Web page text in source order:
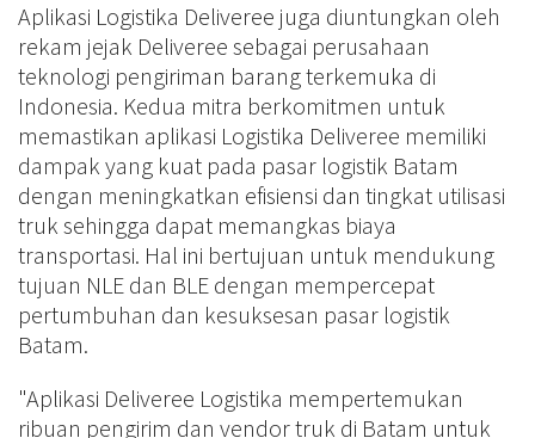
Aplikasi Logistika Deliveree juga diuntungkan oleh
rekam jejak Deliveree sebagai perusahaan
teknologi pengiriman barang terkemuka di
Indonesia. Kedua mitra berkomitmen untuk
memastikan aplikasi Logistika Deliveree memiliki
dampak yang kuat pada pasar logistik Batam
dengan meningkatkan efisiensi dan tingkat utilisasi
truk sehingga dapat memangkas biaya
transportasi. Hal ini bertujuan untuk mendukung
tujuan NLE dan BLE dengan mempercepat
pertumbuhan dan kesuksesan pasar logistik
Batam.
"Aplikasi Deliveree Logistika mempertemukan
ribuan pengirim dan vendor truk di Batam untuk